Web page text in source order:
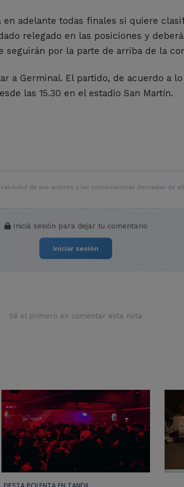
adelante todas finales si quiere
relegado en las posiciones y
por la parte de arriba de la
a Germinal. El partido, de acuerdo a
las 15.30 en el estadio San Martín.
de sus autores y las consecuencias derivadas de
Iniciá sesión para dejar tu comentario
Iniciar sesión
Sé el primero en comentar esta nota